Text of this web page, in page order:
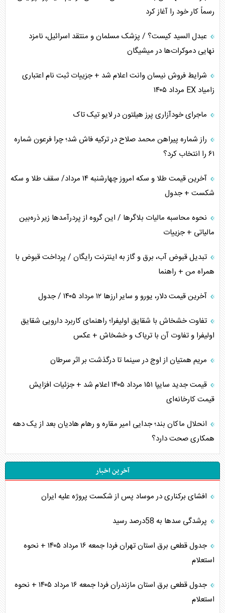
همسویی عربستان با سنتکام علیه متحدان ایران
ترامپ و توهم خلع سلاح حماس
چرا کویت به دنبال شریک امنیتی جدید است؟
اعتراف غرب به قدرت ایران در تثبیت معادلات
خطای راهبردی ترامپ مقابل برزیل
رسماً کار خود را آغاز کرد
عبدل السید کیست؟ / پزشک مسلمان و منتقد اسرائیل، نامزد
نهایی دموکرات‌ها در میشیگان
شرایط فروش نیسان وانت اعلام شد + جزییات ثبت نام اعتباری
زامیاد EX مرداد ۱۴۰۵
ماجرای خودآزاری پرز هیلتون در لایو تیک تاک
راز شماره پیراهن محمد صلاح در ترکیه فاش شد؛ چرا فرعون شماره
۶۱ را انتخاب کرد؟
آخرین قیمت طلا و سکه امروز چهارشنبه ۱۴ مرداد/ سقف طلا و سکه
شکست + جدول
نحوه محاسبه مالیات بلاگر‌ها / این گروه از پردرآمد‌ها زیر ذره‌بین
مالیاتی + جزییات
تبدیل قبوض آب، برق و گاز به اینترنت رایگان / پرداخت قبوض با
همراه من + راهنما
آخرین قیمت دلار، یورو و سایر ارز‌ها ۱۲ مرداد ۱۴۰۵ / جدول
تفاوت خشخاش با شقایق اولیفرا؛ راهنمای کاربرد دارویی شقایق
اولیفرا و تفاوت آن با تریاک و خشخاش + عکس
مریم همتیان از اوج در سینما تا درگذشت بر اثر سرطان
قیمت جدید سایپا ۱۵۱ مرداد ۱۴۰۵ اعلام شد + جزئیات افزایش
قیمت کارخانه‌ای
انحلال ماکان بند؛ جدایی امیر مقاره و رهام هادیان بعد از یک دهه
همکاری صحت دارد؟
آخرین اخبار
افشای برکناری در موساد پس از شکست پروژه علیه ایران
پرشدگی سدها به 58درصد رسید
جدول قطعی برق استان تهران فردا جمعه ۱۶ مرداد ۱۴۰۵ + نحوه
استعلام
جدول قطعی برق استان مازندران فردا جمعه ۱۶ مرداد ۱۴۰۵ + نحوه
استعلام